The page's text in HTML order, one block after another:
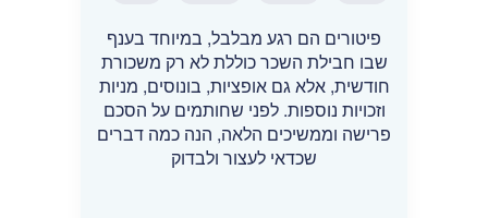
פיטורים הם רגע מבלבל, במיוחד בענף
שבו חבילת השכר כוללת לא רק משכורת
חודשית, אלא גם אופציות, בונוסים, מניות
וזכויות נוספות. לפני שחותמים על הסכם
פרישה וממשיכים הלאה, הנה כמה דברים
שכדאי לעצור ולבדוק